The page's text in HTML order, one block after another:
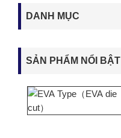
DANH MỤC
SẢN PHẨM NỔI BẬT